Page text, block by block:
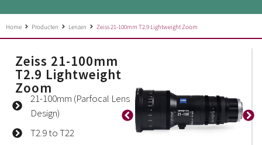
Home Producten Lenzen Zeiss 21-100mm T2.9 Lightweight Zoom
Zeiss 21-100mm
T2.9 Lightweight
Zoom
21-100mm (Parfocal Lens
Design)
T2.9 to T22